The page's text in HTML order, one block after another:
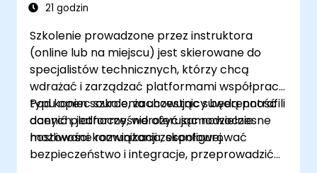
21 godzin
Szkolenie prowadzone przez instruktora
(online lub na miejscu) jest skierowane do
specjalistów technicznych, którzy chcą
wdrażać i zarządzać platformami współpracy
typu open source, zachowując suwerenność
danych, jednocześnie oferując nowoczesne
możliwości komunikacji zespołowej.
Pod koniec szkolenia uczestnicy będą potrafili
ocenić platformy, wdrożyć samodzielnie
hostowane rozwiązania, skonfigurować
bezpieczeństwo i integracje, przeprowadzić